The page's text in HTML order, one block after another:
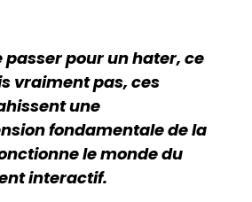
passer pour un hater, ce
vraiment pas, ces
une
fondamentale de la
le monde du
interactif.